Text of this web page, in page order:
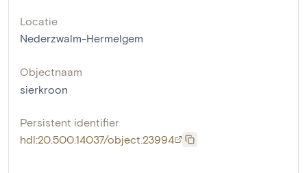
Locatie
Nederzwalm-Hermelgem
Objectnaam
sierkroon
Persistent identifier
hdl:20.500.14037/object.23994